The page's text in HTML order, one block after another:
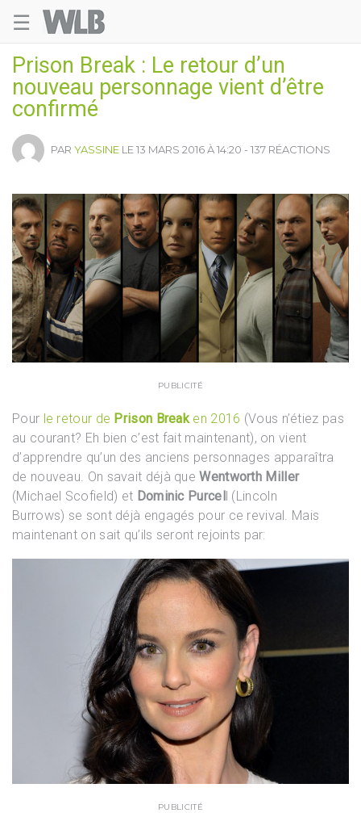
☰
Prison Break : Le retour d’un
nouveau personnage vient d’être
confirmé
PAR YASSINE LE 13 MARS 2016 À 14:20 - 137 RÉACTIONS
PUBLICITÉ
Pour le retour de Prison Breaken 2016 (Vous n’étiez pas
au courant? Eh bien c’est fait maintenant), on vient
d’apprendre qu’un des anciens personnages apparaîtra
de nouveau. On savait déjà queWentworth Miller
(Michael Scofield) et Dominic Purcell (Lincoln
Burrows) se sont déjà engagés pour ce revival. Mais
maintenant on sait qu’ils seront rejoints par:
PUBLICITÉ